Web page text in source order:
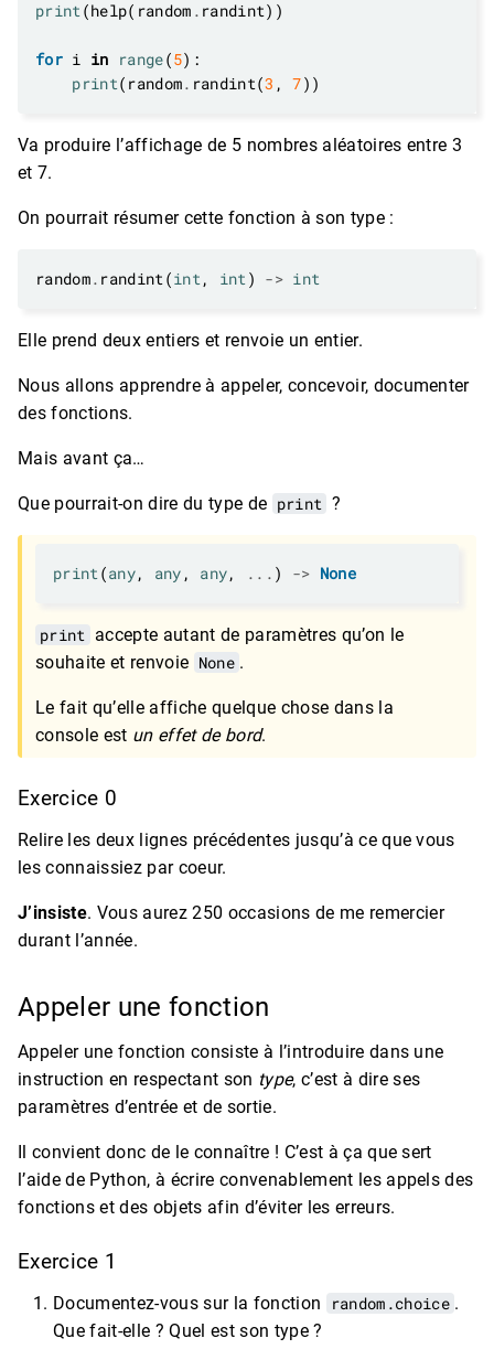
print(help(random .
for i in range(5
print(random. randint(3 , 7
Va produire l’affichage de 5 nombres aléatoires entre 3
et 7.
On pourrait résumer cette fonction à son type :
random. randint(int, int) -> int
Elle prend deux entiers et renvoie un entier.
Nous allons apprendre à appeler, concevoir, documenter
des fonctions.
Mais avant ça…
Que pourrait-on dire du type de print ?
print(any, any , any, ... ) -> None
print accepte autant de paramètres qu’on le
souhaite et renvoie None .
Le fait qu’elle affiche quelque chose dans la
console est un effet de bord.
Exercice 0
Relire les deux lignes précédentes jusqu’à ce que vous
les connaissiez par coeur.
J’insiste. Vous aurez 250 occasions de me remercier
durant l’année.
Appeler une fonction
Appeler une fonction consiste à l’introduire dans une
instruction en respectant son type, c’est à dire ses
paramètres d’entrée et de sortie.
Il convient donc de le connaître ! C’est à ça que sert
l’aide de Python, à écrire convenablement les appels des
fonctions et des objets afin d’éviter les erreurs.
Exercice 1
Documentez-vous sur la fonction random.choice .
Que fait-elle ? Quel est son type ?